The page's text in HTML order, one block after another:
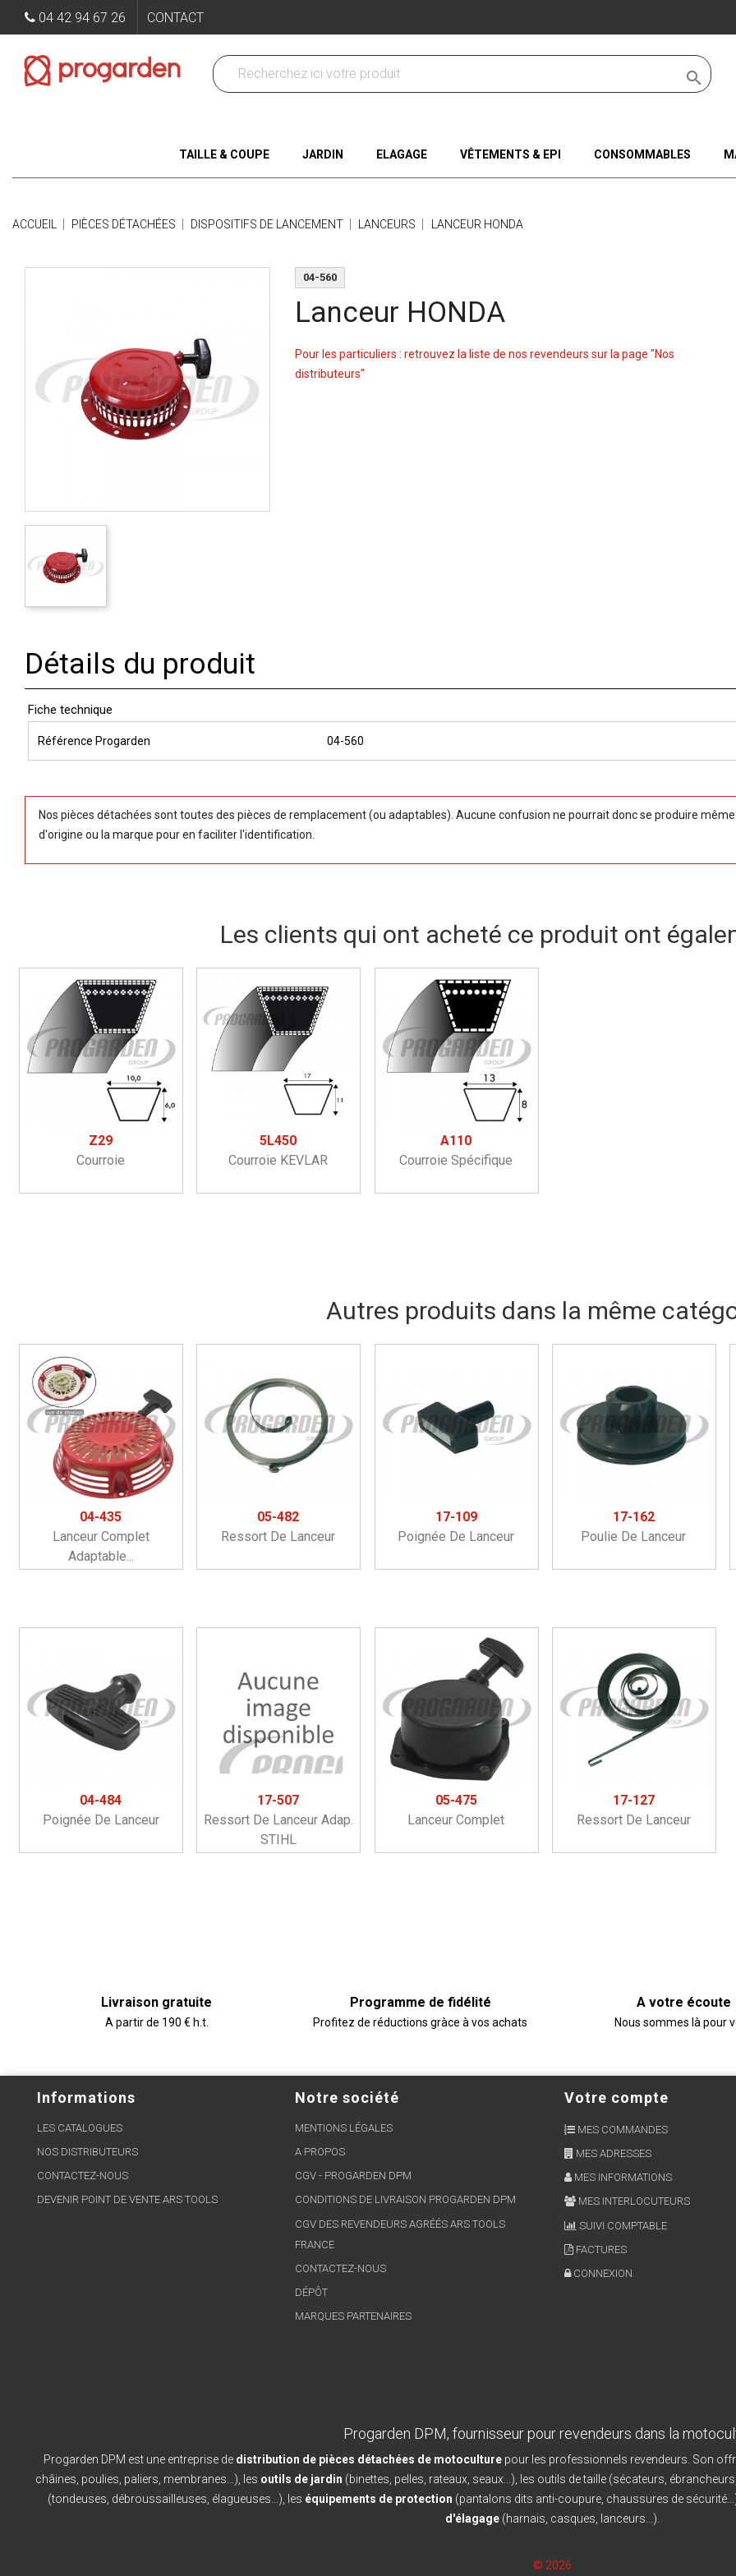
04 42 94 67 26 CONTACT

TAILLE & COUPE JARDIN ELAGAGE VÊTEMENTS & EPI CONSOMMABLES
ACCUEIL PIÈCES DÉTACHÉES DISPOSITIFS DE LANCEMENT LANCEURS LANCEUR HONDA
04-560
Lanceur HONDA
Pour les particuliers : retrouvez la liste de nos revendeurs sur la page "Nos
distributeurs"
Détails du produit
Fiche technique
Référence Progarden 04-560
Nos pièces détachées sont toutes des pièces de remplacement (ou adaptables). Aucune confusion ne pourrait donc se produire
d'origine ou la marque pour en faciliter l'identification.
Les clients qui ont acheté ce produit ont
Z29
Courroie
5L450
Courroie KEVLAR
A110
Courroie Spécifique
Autres produits dans la même
04-435
Lanceur Complet
Adaptable...
05-482
Ressort De Lanceur
17-109
Poignée De Lanceur
17-162
Poulie De Lanceur
04-484
Poignée De Lanceur
17-507
Ressort De Lanceur Adap.
STIHL
05-475
Lanceur Complet
17-127
Ressort De Lanceur
Livraison gratuite
A partir de 190 € h.t.
Programme de fidélité
Profitez de réductions gràce à vos achats
A votre écoute
Nous sommes là pour
Informations
LES CATALOGUES
NOS DISTRIBUTEURS
CONTACTEZ-NOUS
DEVENIR POINT DE VENTE ARS TOOLS
Notre société
MENTIONS LÉGALES
A PROPOS
CGV - PROGARDEN DPM
CONDITIONS DE LIVRAISON PROGARDEN DPM
CGV DES REVENDEURS AGRÉÉS ARS TOOLS
FRANCE
CONTACTEZ-NOUS
DÉPÔT
MARQUES PARTENAIRES
Votre compte
MES COMMANDES
MES ADRESSES
MES INFORMATIONS
MES INTERLOCUTEURS
SUIVI COMPTABLE
FACTURES
CONNEXION
Progarden DPM, fournisseur pour revendeurs dans la
Progarden DPM est une entreprise de distribution de pièces détachées de motoculturepour les professionnels revendeurs. Son
châines, poulies, paliers, membranes...), les outils de jardin (binettes, pelles, rateaux, seaux...), les outils de taille (sécateurs,
(tondeuses, débroussailleuses, élagueuses...), les équipements de protection (pantalons dits anti-coupure, chaussures de
d'élagage(harnais, casques, lanceurs...).
© 2026